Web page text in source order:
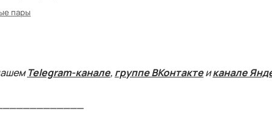
пары
Telegram-канале, группе ВКонтактеиканале